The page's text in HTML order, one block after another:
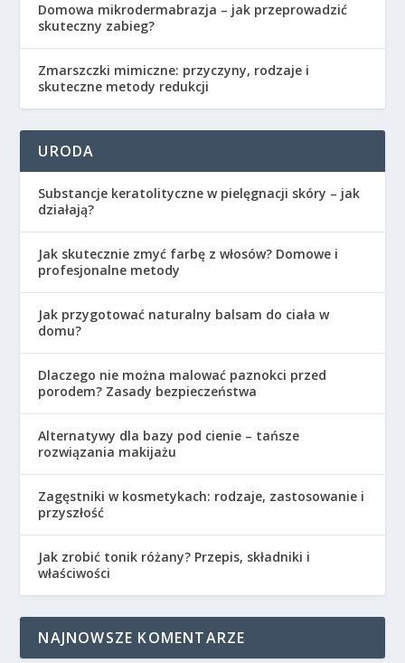
Domowa mikrodermabrazja – jak przeprowadzić
skuteczny zabieg?
Zmarszczki mimiczne: przyczyny, rodzaje i
skuteczne metody redukcji
URODA
Substancje keratolityczne w pielęgnacji skóry – jak
działają?
Jak skutecznie zmyć farbę z włosów? Domowe i
profesjonalne metody
Jak przygotować naturalny balsam do ciała w
domu?
Dlaczego nie można malować paznokci przed
porodem? Zasady bezpieczeństwa
Alternatywy dla bazy pod cienie – tańsze
rozwiązania makijażu
Zagęstniki w kosmetykach: rodzaje, zastosowanie i
przyszłość
Jak zrobić tonik różany? Przepis, składniki i
właściwości
NAJNOWSZE KOMENTARZE